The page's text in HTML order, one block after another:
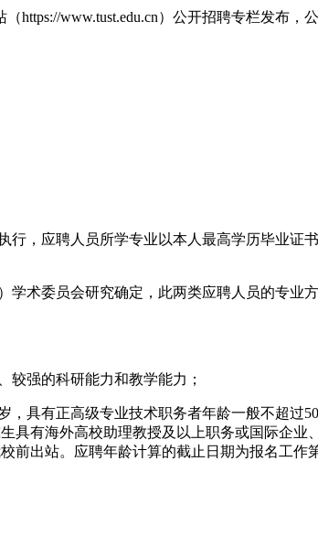
https://www.tust.edu.cn）公开招聘专栏发布，
，应聘人员所学专业以本人最高学历毕业证
术委员会研究确定，此两类应聘人员的专业
较强的科研能力和教学能力；
具有正高级专业技术职务者年龄一般不超过
具有海外高校助理教授及以上职务或国际企业
出站。应聘年龄计算的截止日期为报名工作